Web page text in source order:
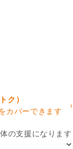
ク）
カバーできます
›
の支援になります